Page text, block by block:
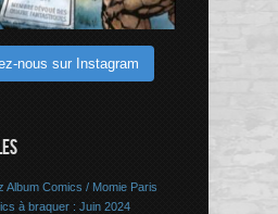
nous sur Instagram
Album Comics / Momie Paris
à braquer : Juin 2024